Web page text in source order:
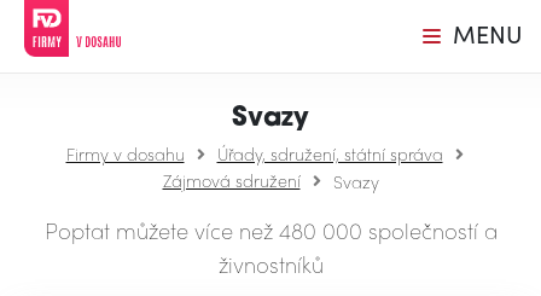
MENU
Svazy
Firmy v dosahu
Úřady, sdružení, státní správa
Zájmová sdružení
Svazy
Poptat můžete více než 480 000 společností a
živnostníků